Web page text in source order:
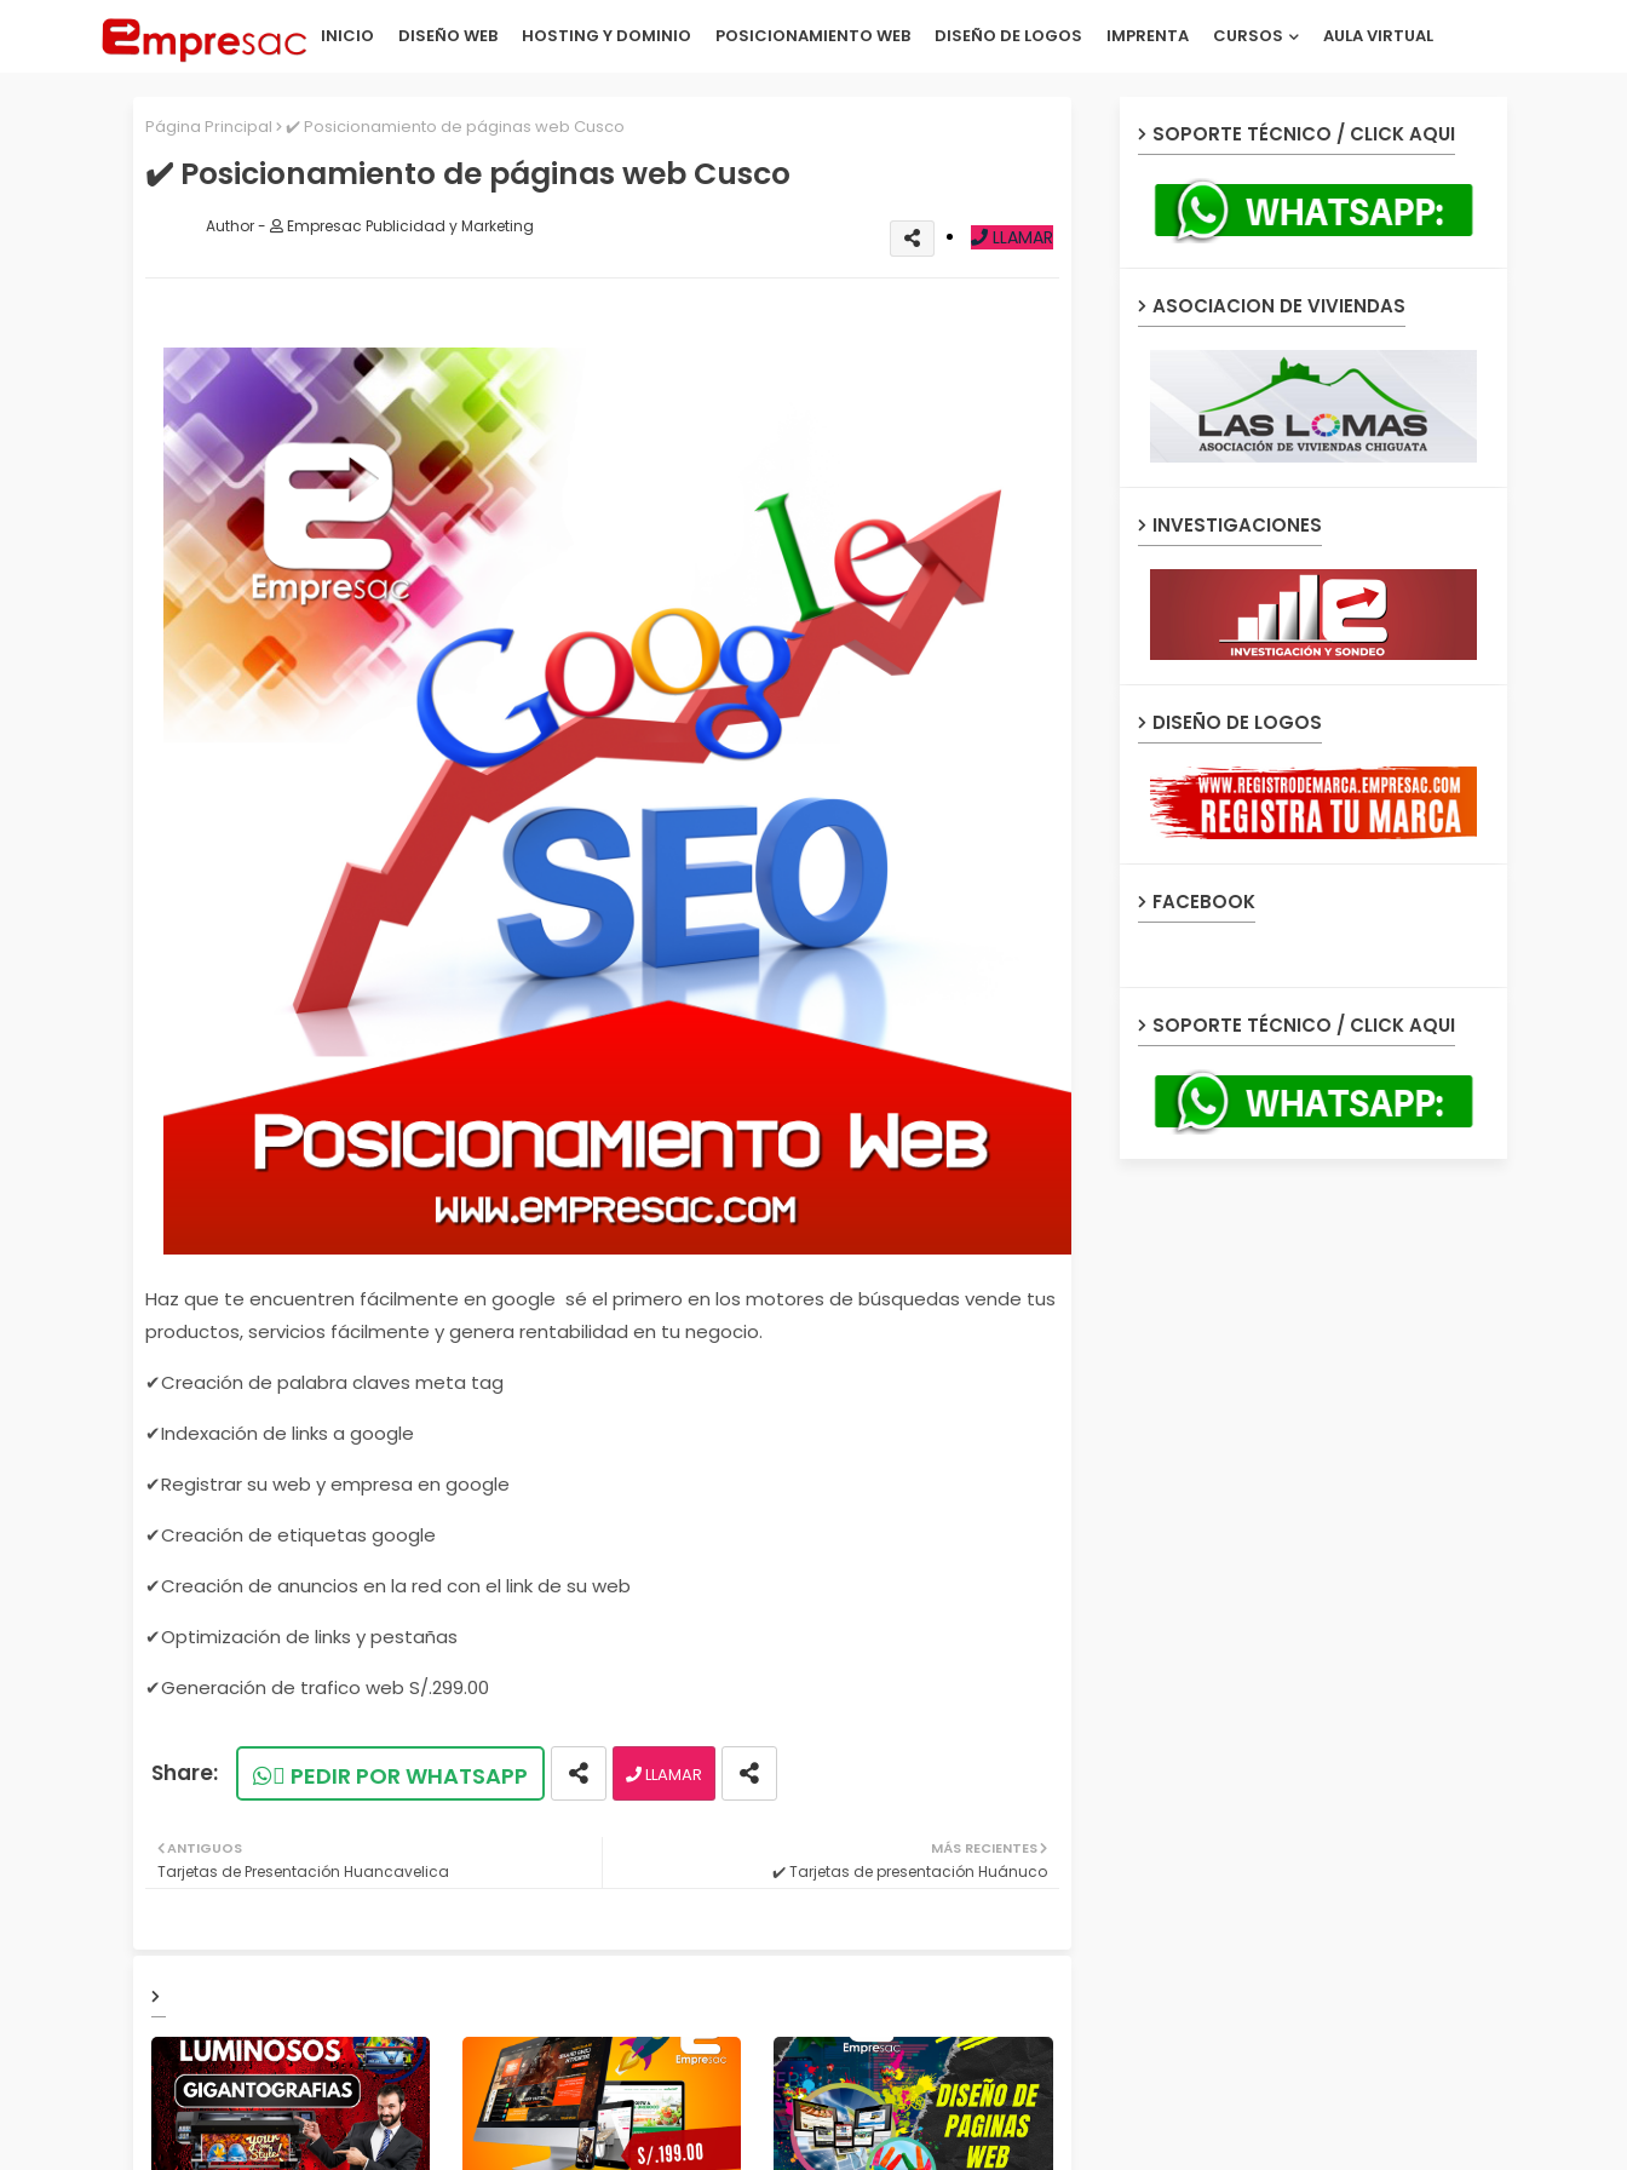
INICIO DISEÑO WEB HOSTING Y DOMINIO POSICIONAMIENTO WEB DISEÑO DE LOGOS IMPRENTA CURSOS AULA VIRTUAL
Página Principal ✔️ Posicionamiento de páginas web Cusco
✔️ Posicionamiento de páginas web Cusco
Empresac Publicidad y Marketing LLAMAR
Haz que te encuentren fácilmente en google sé el primero en los motores de búsquedas vende tus
productos, servicios fácilmente y genera rentabilidad en tu negocio.
✔Creación de palabra claves meta tag
✔Indexación de links a google
✔Registrar su web y empresa en google
✔Creación de etiquetas google
✔Creación de anuncios en la red con el link de su web
✔Optimización de links y pestañas
✔Generación de trafico web S/.299.00
PEDIR POR WHATSAPP LLAMAR
MÁS RECIENTES
✔️ Tarjetas de presentación Huánuco
ANTIGUOS
Tarjetas de Presentación Huancavelica
SOPORTE TÉCNICO / CLICK AQUI
ASOCIACION DE VIVIENDAS
INVESTIGACIONES
DISEÑO DE LOGOS
FACEBOOK
SOPORTE TÉCNICO / CLICK AQUI